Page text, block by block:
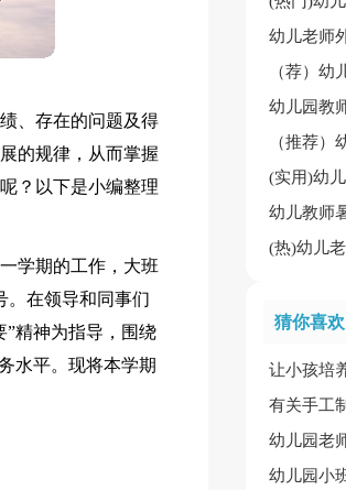
、存在的问题及得
的规律，从而掌握
？以下是小编整理
学期的工作，大班
。在领导和同事们
”精神为指导，围绕
水平。现将本学期
猜你喜欢